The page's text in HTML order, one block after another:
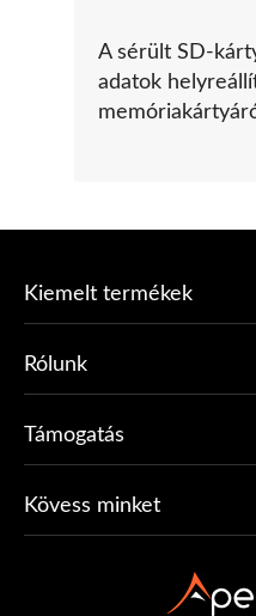
A sérült SD-
adatok
Kiemelt termékek
Rólunk
Támogatás
Kövess minket